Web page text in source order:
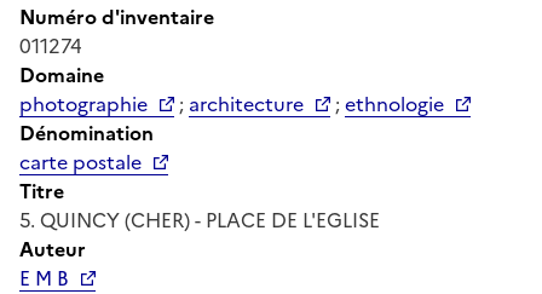
Numéro d'inventaire
011274
Domaine
photographie
; architecture ;ethnologie
Dénomination
carte postale
Titre
5. QUINCY (CHER) - PLACE DE L'EGLISE
Auteur
E M B